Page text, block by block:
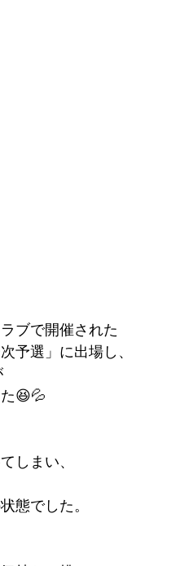
ブで開催された
予選」に出場し、
😆💦
しまい、
態でした。